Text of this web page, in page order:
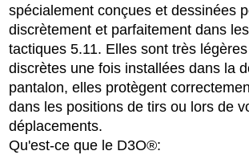
spécialement conçues et dessinées
discrètement et parfaitement dans
tactiques 5.11. Elles sont très
discrètes une fois installées dans la
pantalon, elles protègent
dans les positions de tirs ou lors de
déplacements.
Qu'est-ce que le D3O®: